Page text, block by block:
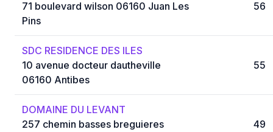
71 boulevard wilson 06160 Juan Les
Pins
56
SDC RESIDENCE DES ILES
10 avenue docteur dautheville
06160 Antibes
55
DOMAINE DU LEVANT
257 chemin basses breguieres
49